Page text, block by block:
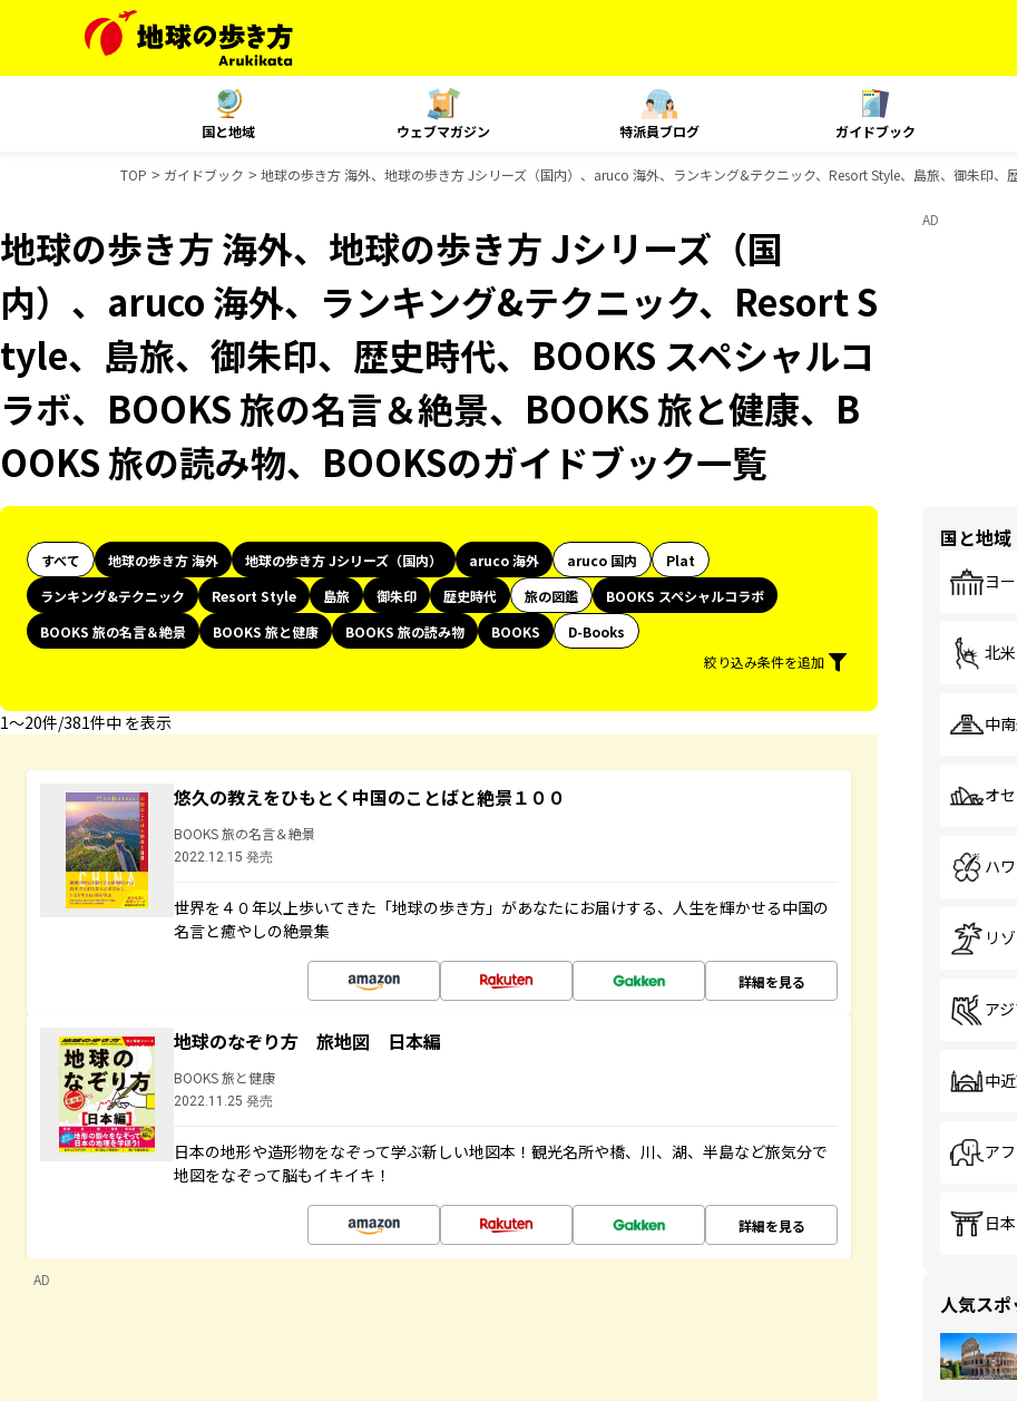
国と地域 ウェブマガジン 特派員ブログ ガイドブック
TOP ガイドブック 地球の歩き方 海外、地球の歩き方 Jシリーズ（国内）、aruco 海外、ランキング&テクニック、Resort Style、島旅、御朱印
地球の歩き方 海外、地球の歩き方 Jシリーズ（国
内）、aruco 海外、ランキング&テクニック、Resort S
tyle、島旅、御朱印、歴史時代、BOOKS スペシャルコ
ラボ、BOOKS 旅の名言＆絶景、BOOKS 旅と健康、B
OOKS 旅の読み物、BOOKSのガイドブック一覧
すべて 地球の歩き方 海外 地球の歩き方 Jシリーズ（国内） aruco 海外 aruco 国内
Plat
ランキング&テクニック
Resort Style 島旅 御朱印 歴史時代 旅の図鑑
BOOKS スペシャルコラボ
BOOKS 旅の名言＆絶景
BOOKS 旅と健康 BOOKS 旅の読み物 BOOKS
D-Books
絞り込み条件を追加
1〜20件/381件中 を表示
悠久の教えをひもとく中国のことばと絶景１００
BOOKS 旅の名言＆絶景
2022.12.15 発売
世界を４０年以上歩いてきた「地球の歩き方」があなたにお届けする、人生を輝かせる中国の
名言と癒やしの絶景集
詳細を見る
地球のなぞり方 旅地図 日本編
BOOKS 旅と健康
2022.11.25 発売
日本の地形や造形物をなぞって学ぶ新しい地図本！観光名所や橋、川、湖、半島など旅気分で
地図をなぞって脳もイキイキ！
詳細を見る
AD
AD
国と地域
ヨ
北米
中
オ
ハ
リ
ア
中
ア
日本
人気スポ